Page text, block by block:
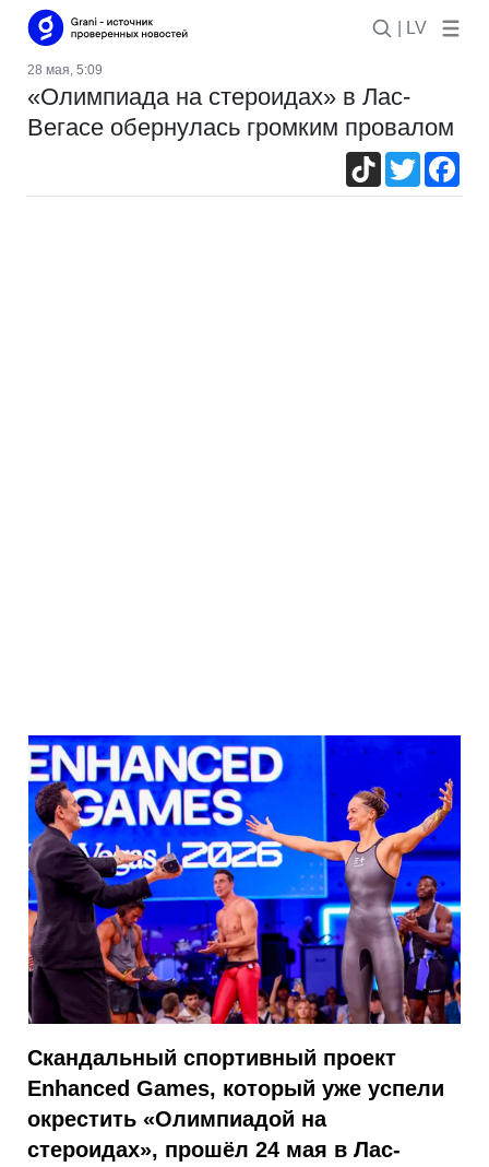
| LV
28 мая, 5:09
«Олимпиада на стероидах» в Лас-
Вегасе обернулась громким провалом
TikTokTwitter
Скандальный спортивный проект
Enhanced Games, который уже успели
окрестить «Олимпиадой на
стероидах», прошёл 24 мая в Лас-